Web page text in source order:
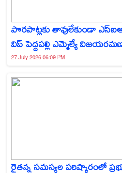
పొరపాట్లకు తావులేకుండా
విప్ పెద్దపల్లి ఎమ్మెల్యే
27 July 2026 06:09 PM
రైతన్న సమస్యల పరిష్కారంలో